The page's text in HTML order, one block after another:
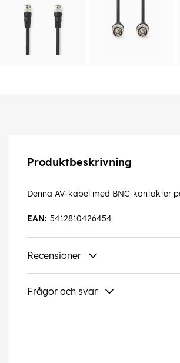
Produktbeskrivning
Denna AV-kabel med BNC-kontakter
5412810426454
EAN:
Recensioner
Frågor och svar